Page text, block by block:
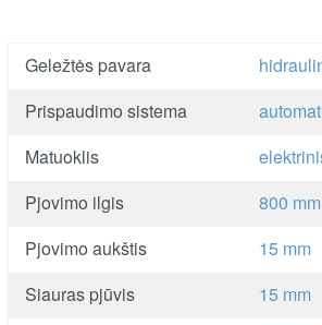
Geležtės pavara
Prispaudimo sistema
Matuoklis
Pjovimo ilgis
800 mm
Pjovimo aukštis
15 mm
Siauras pjūvis
15 mm